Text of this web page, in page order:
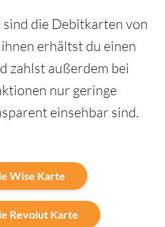
die Debitkarten von
erhältst du einen
zahlst außerdem bei
nur geringe
einsehbar sind.
Wise Karte
Revolut Karte